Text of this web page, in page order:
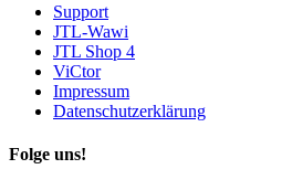
Support
JTL-Wawi
JTL Shop 4
ViCtor
Impressum
Datenschutzerklärung
Folge uns!